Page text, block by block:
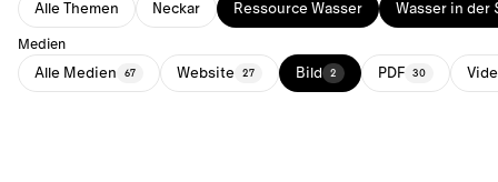
Alle Themen Neckar Ressource Wasser Wasser in der
Medien
Alle Medien 67 Website 27 Bild 2 PDF 30